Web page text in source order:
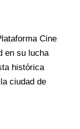
Cine
en su lucha
histórica
ciudad de